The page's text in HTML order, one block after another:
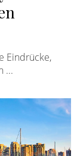
Eindrücke,
...